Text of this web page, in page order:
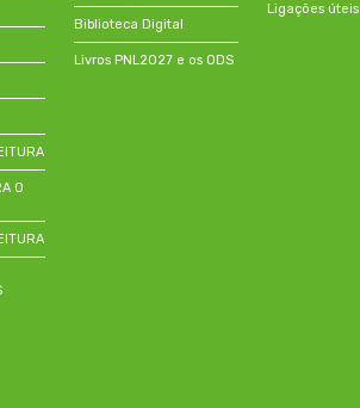
O
Biblioteca Digital
Livros PNL2027 e os ODS
Ligações úteis